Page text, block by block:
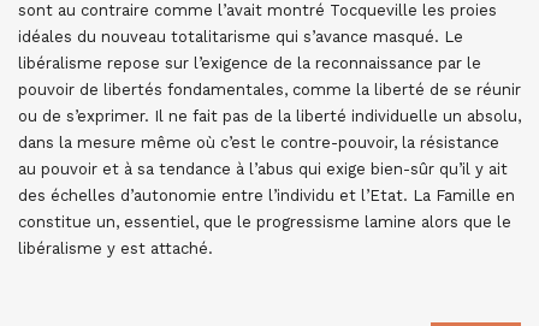
sont au contraire comme l’avait montré Tocqueville les proies
idéales du nouveau totalitarisme qui s’avance masqué. Le
libéralisme repose sur l’exigence de la reconnaissance par le
pouvoir de libertés fondamentales, comme la liberté de se réunir
ou de s’exprimer. Il ne fait pas de la liberté individuelle un absolu,
dans la mesure même où c’est le contre-pouvoir, la résistance
au pouvoir et à sa tendance à l’abus qui exige bien-sûr qu’il y ait
des échelles d’autonomie entre l’individu et l’Etat. La Famille en
constitue un, essentiel, que le progressisme lamine alors que le
libéralisme y est attaché.